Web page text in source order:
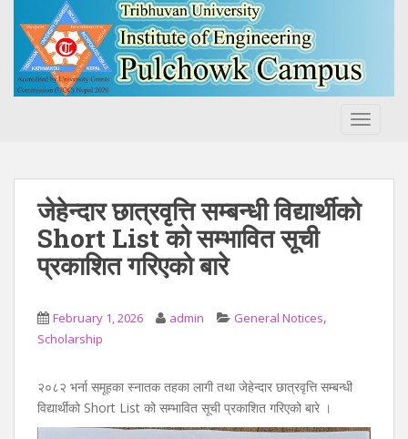
जेहेन्दार छात्रवृत्ति सम्बन्धी विद्यार्थीको
Short List को सम्भावित सूची
प्रकाशित गरिएको बारे
February 1, 2026 admin General Notices,
Scholarship
२०८२ भर्ना समूहका स्नातक तहका लागी तथा जेहेन्दार छात्रवृत्ति सम्बन्धी
विद्यार्थीको Short List को सम्भावित सूची प्रकाशित गरिएको बारे ।